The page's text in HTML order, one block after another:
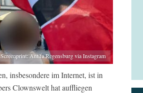
Screenprint: Antifa Regensburg via Instagram
insbesondere im Internet, ist in
Clownswelt hat auffliegen